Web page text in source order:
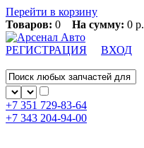
Перейти в корзину
Товаров: 0 На сумму: 0 р.
РЕГИСТРАЦИЯ ВХОД
+7 351 729-83-64
+7 343 204-94-00